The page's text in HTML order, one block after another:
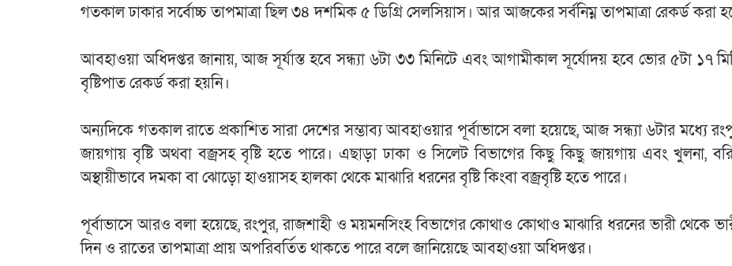
গতকাল ঢাকার সর্বোচ্চ তাপমাত্রা ছিল ৩৪ দশমিক ৫ ডিগ্রি সেলসিয়াস। আর আজকের সর্বনিম্ন তাপমাত্রা রেকর্ড করা
আবহাওয়া অধিদপ্তর জানায়, আজ সূর্যাস্ত হবে সন্ধ্যা ৬টা ৩৩ মিনিটে এবং আগামীকাল সূর্যোদয় হবে ভোর ৫টা ১৭
বৃষ্টিপাত রেকর্ড করা হয়নি।
অন্যদিকে গতকাল রাতে প্রকাশিত সারা দেশের সম্ভাব্য আবহাওয়ার পূর্বাভাসে বলা হয়েছে, আজ সন্ধ্যা ৬টার মধ্যে
জায়গায় বৃষ্টি অথবা বজ্রসহ বৃষ্টি হতে পারে। এছাড়া ঢাকা ও সিলেট বিভাগের কিছু কিছু জায়গায় এবং খুলনা,
অস্থায়ীভাবে দমকা বা ঝোড়ো হাওয়াসহ হালকা থেকে মাঝারি ধরনের বৃষ্টি কিংবা বজ্রবৃষ্টি হতে পারে।
পূর্বাভাসে আরও বলা হয়েছে, রংপুর, রাজশাহী ও ময়মনসিংহ বিভাগের কোথাও কোথাও মাঝারি ধরনের ভারী থেকে
দিন ও রাতের তাপমাত্রা প্রায় অপরিবর্তিত থাকতে পারে বলে জানিয়েছে আবহাওয়া অধিদপ্তর।